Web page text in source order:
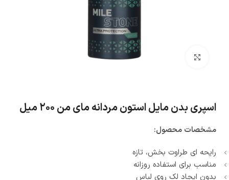
اسپری بدن مایل استون مردانه مای من ۲۰۰ میل
مشخصات محصول:
رایحه ای طراوت بخش، تازه
مناسب برای استفاده روزانه
بدون ایجاد لک روی لباس